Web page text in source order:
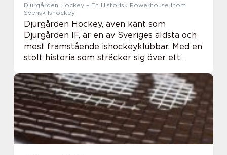
Djurgården Hockey – En Historisk Powerhouse inom
Svensk Ishockey
Djurgården Hockey, även känt som
Djurgården IF, är en av Sveriges äldsta och
mest framstående ishockeyklubbar. Med en
stolt historia som sträcker sig över ett
cementerat sig som en central aktör inom
svensk hockey. I ...